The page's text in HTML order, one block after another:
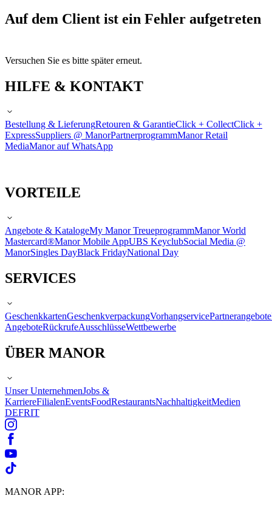
Auf dem Client ist ein Fehler aufgetreten
Versuchen Sie es bitte später erneut.
HILFE & KONTAKT
Bestellung & LieferungRetouren & GarantieClick + CollectClick +
ExpressSuppliers @ ManorPartnerprogrammManor Retail
MediaManor auf WhatsApp
VORTEILE
Angebote & KatalogeMy Manor TreueprogrammManor World
Mastercard®Manor Mobile AppUBS KeyclubSocial Media @
ManorSingles DayBlack FridayNational Day
SERVICES
GeschenkkartenGeschenkverpackungVorhangservicePartnerangebote
AngeboteRückrufeAusschlüsseWettbewerbe
ÜBER MANOR
Unser UnternehmenJobs &
KarriereFilialenEventsFoodRestaurantsNachhaltigkeitMedien
DEFRIT
MANOR APP: